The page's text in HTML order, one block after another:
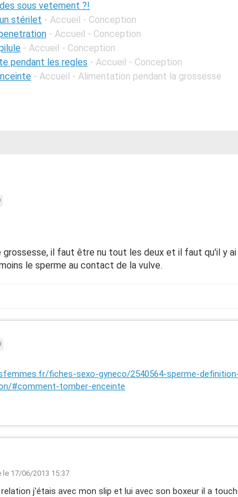
sous vetement ?!
stérilet - Accueil - Conception
- Accueil - Conception
- Accueil - Conception
pendant les regles - Accueil - Conception
- Accueil - Alimentation pendant la grossesse
grossesse, il faut être nu tout les deux et il faut qu'il y ai
le sperme au contact de la vulve.
fiches-sexo-gyneco/2540564-sperme-
#comment-tomber-enceinte
17/06/2013 15:37
j'étais avec mon slip et lui avec son boxeur il a